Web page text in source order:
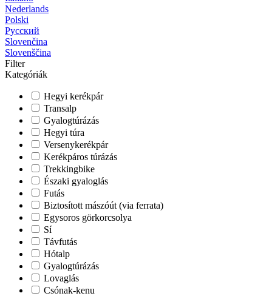
Nederlands
Polski
Русский
Slovenčina
Slovenščina
Filter
Kategóriák
Hegyi kerékpár
Transalp
Gyalogtúrázás
Hegyi túra
Versenykerékpár
Kerékpáros túrázás
Trekkingbike
Északi gyaloglás
Futás
Biztosított mászóút (via ferrata)
Egysoros görkorcsolya
Sí
Távfutás
Hótalp
Gyalogtúrázás
Lovaglás
Csónak-kenu